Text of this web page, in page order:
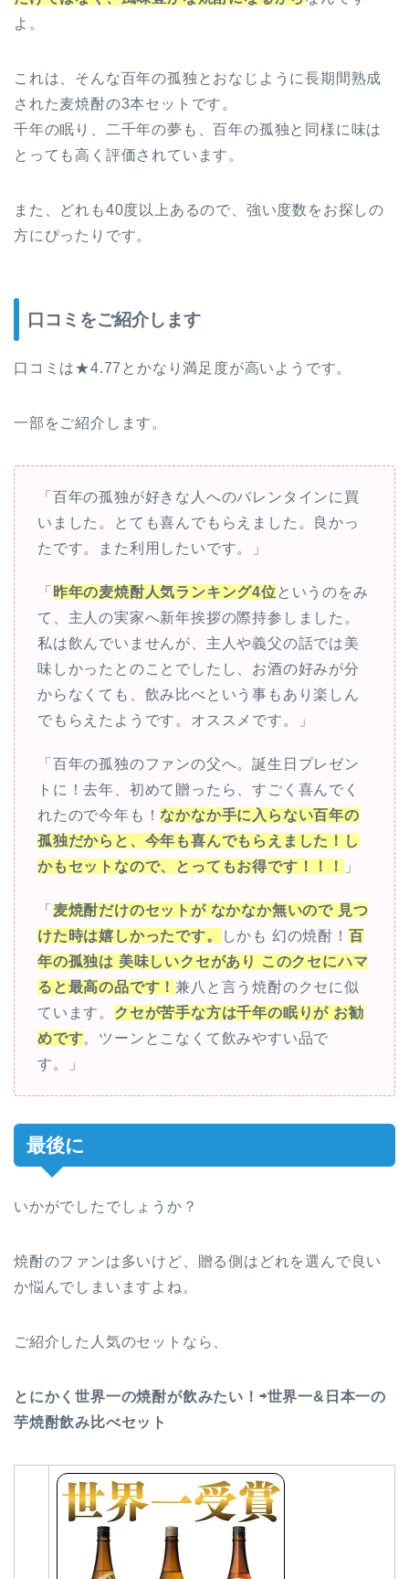
よ。
これは、そんな百年の孤独とおなじように長期間熟成
された麦焼酎の3本セットです。
千年の眠り、二千年の夢も、百年の孤独と同様に味は
とっても高く評価されています。
また、どれも40度以上あるので、強い度数をお探しの
方にぴったりです。
口コミをご紹介します
口コミは★4.77とかなり満足度が高いようです。
一部をご紹介します。
「百年の孤独が好きな人へのバレンタインに買
いました。とても喜んでもらえました。良かっ
たです。また利用したいです。」
「 昨年の麦焼酎人気ランキング4位 というのをみ
て、主人の実家へ新年挨拶の際持参しました。
私は飲んでいませんが、主人や義父の話では美
味しかったとのことでしたし、お酒の好みが分
からなくても、飲み比べという事もあり楽しん
でもらえたようです。オススメです。」
「百年の孤独のファンの父へ。誕生日プレゼン
トに！去年、初めて贈ったら、すごく喜んでく
れたので今年も！なかなか手に入らない百年の
孤独だからと、今年も喜んでもらえました！し
かもセットなので、とってもお得です！！！
」
「 麦焼酎だけのセットが なかなか無いので 見つ
けた時は嬉しかったです。
しかも 幻の焼酎！ 百
年の孤独は 美味しいクセがあり このクセにハマ
ると最高の品です！兼八と言う焼酎のクセに似
ています。 クセが苦手な方は千年の眠りが お勧
めです。ツーンとこなくて飲みやすい品で
す。」
最後に
いかがでしたでしょうか？
焼酎のファンは多いけど、贈る側はどれを選んで良い
か悩んでしまいますよね。
ご紹介した人気のセットなら、
とにかく世界一の焼酎が飲みたい！⇨世界一&日本一の
芋焼酎飲み比べセット